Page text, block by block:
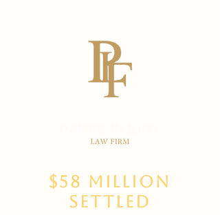
$58 Million
Settled